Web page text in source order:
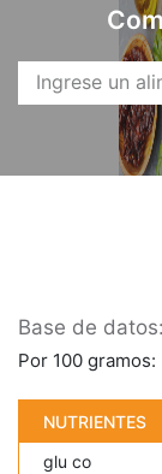
Base de
Por 100 gramos:
NUTRIENTES
glu co